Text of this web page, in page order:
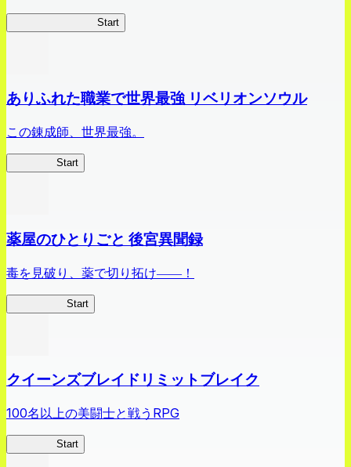
Start
ありふれた職業で世界最強 リベリオンソウル
この錬成師、世界最強。
Start
薬屋のひとりごと 後宮異聞録
毒を見破り、薬で切り拓け――！
Start
クイーンズブレイドリミットブレイク
100名以上の美闘士と戦うRPG
Start